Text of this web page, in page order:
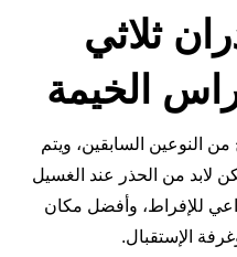
ثلاثي
النوعين السابقين، ويتم
لابد من الحذر عند الغسيل
للإفراط، وأفضل مكان
الإستقبال.